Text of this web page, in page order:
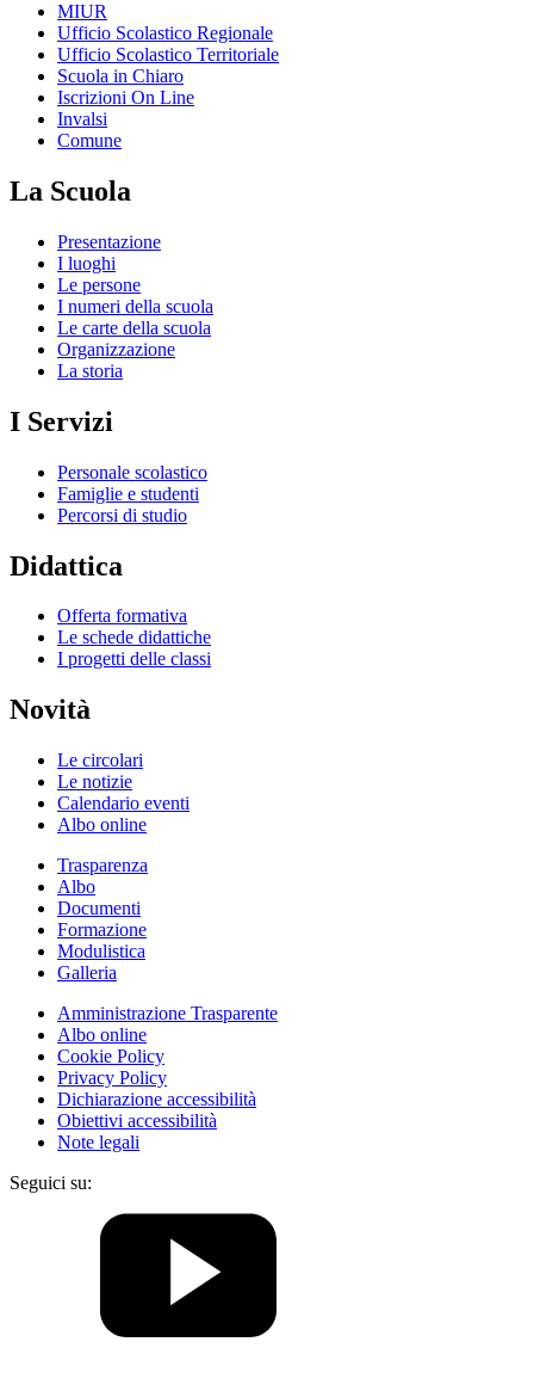
MIUR
Ufficio Scolastico Regionale
Ufficio Scolastico Territoriale
Scuola in Chiaro
Iscrizioni On Line
Invalsi
Comune
La Scuola
Presentazione
I luoghi
Le persone
I numeri della scuola
Le carte della scuola
Organizzazione
La storia
I Servizi
Personale scolastico
Famiglie e studenti
Percorsi di studio
Didattica
Offerta formativa
Le schede didattiche
I progetti delle classi
Novità
Le circolari
Le notizie
Calendario eventi
Albo online
Trasparenza
Albo
Documenti
Formazione
Modulistica
Galleria
Amministrazione Trasparente
Albo online
Cookie Policy
Privacy Policy
Dichiarazione accessibilità
Obiettivi accessibilità
Note legali
Seguici su: